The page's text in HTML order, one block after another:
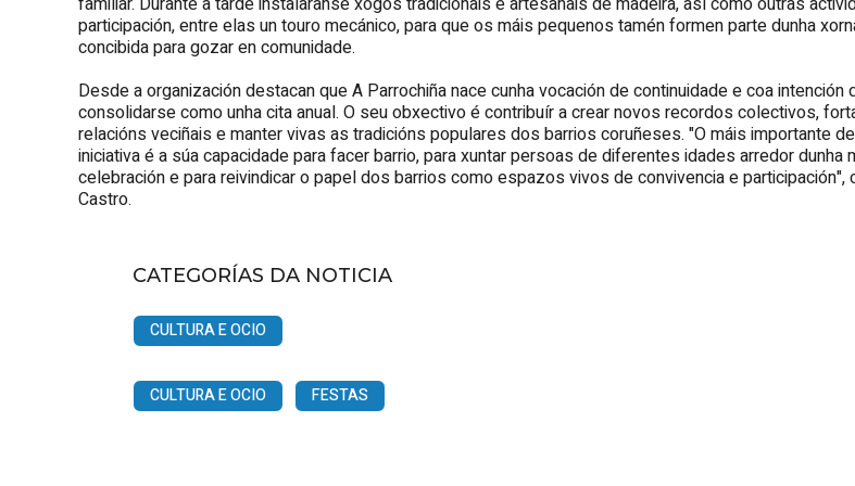
participación, entre elas un touro mecánico, para que os máis pequenos tamén formen parte dunha
concibida para gozar en comunidade.
Desde a organización destacan que A Parrochiña nace cunha vocación de continuidade e coa intención
consolidarse como unha cita anual. O seu obxectivo é contribuír a crear novos recordos colectivos,
relacións veciñais e manter vivas as tradicións populares dos barrios coruñeses. "O máis importante
iniciativa é a súa capacidade para facer barrio, para xuntar persoas de diferentes idades arredor dunha
celebración e para reivindicar o papel dos barrios como espazos vivos de convivencia e participación",
Castro.
CATEGORÍAS DA NOTICIA
CULTURA E OCIO
CULTURA E OCIO FESTAS